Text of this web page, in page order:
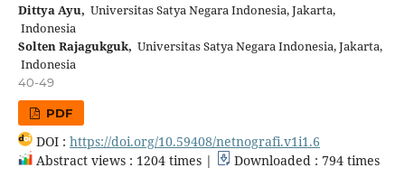
Dittya Ayu, Universitas Satya Negara Indonesia, Jakarta,
Indonesia
Solten Rajagukguk, Universitas Satya Negara Indonesia, Jakarta,
Indonesia
40-49
PDF
DOI : https://doi.org/10.59408/netnografi.v1i1.6
Abstract views : 1204 times |
Downloaded : 794 times